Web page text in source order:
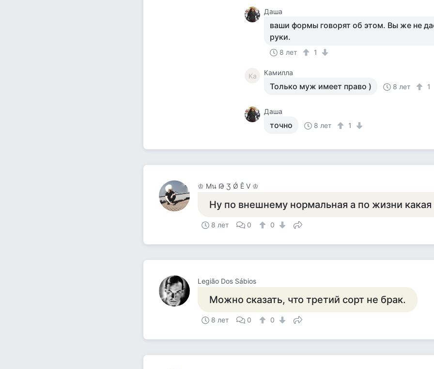
Даша
ваши формы говорят об этом. Вы же не
руки.
8 лет 1
Ка Камилла
Только муж имеет право ) 8 лет 1
Даша
точно 8 лет 1
♔ Мน Թ Ʒ Ǿ Ê V ♔
Ну по внешнему нормальная а по жизни
8 лет 0 0
Legião Dos Sábios
Можно сказать, что третий сорт не брак.
8 лет 0 0